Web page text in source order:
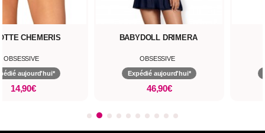
CHEMERIS
OBSESSIVE
aujourd'hui*
14,90€
BABYDOLL DRIMERA
OBSESSIVE
Expédié aujourd'hui*
46,90€